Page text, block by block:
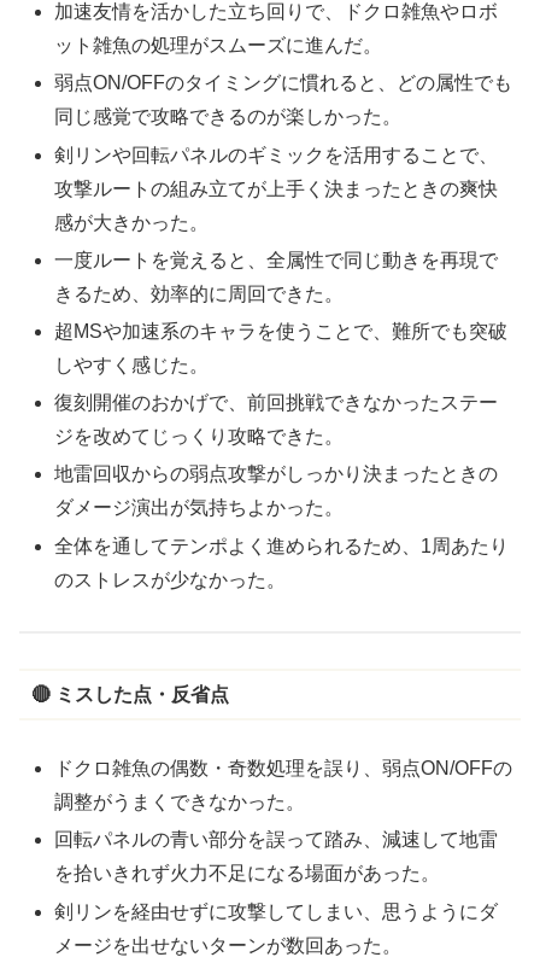
加速友情を活かした立ち回りで、ドクロ雑魚やロボ
ット雑魚の処理がスムーズに進んだ。
弱点ON/OFFのタイミングに慣れると、どの属性でも
同じ感覚で攻略できるのが楽しかった。
剣リンや回転パネルのギミックを活用することで、
攻撃ルートの組み立てが上手く決まったときの爽快
感が大きかった。
一度ルートを覚えると、全属性で同じ動きを再現で
きるため、効率的に周回できた。
超MSや加速系のキャラを使うことで、難所でも突破
しやすく感じた。
復刻開催のおかげで、前回挑戦できなかったステー
ジを改めてじっくり攻略できた。
地雷回収からの弱点攻撃がしっかり決まったときの
ダメージ演出が気持ちよかった。
全体を通してテンポよく進められるため、1周あたり
のストレスが少なかった。
🔴 ミスした点・反省点
ドクロ雑魚の偶数・奇数処理を誤り、弱点ON/OFFの
調整がうまくできなかった。
回転パネルの青い部分を誤って踏み、減速して地雷
を拾いきれず火力不足になる場面があった。
剣リンを経由せずに攻撃してしまい、思うようにダ
メージを出せないターンが数回あった。